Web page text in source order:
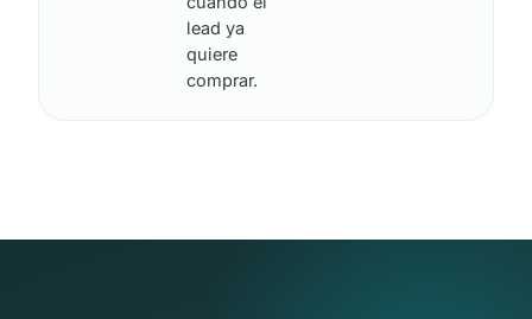
lead ya
quiere
comprar.